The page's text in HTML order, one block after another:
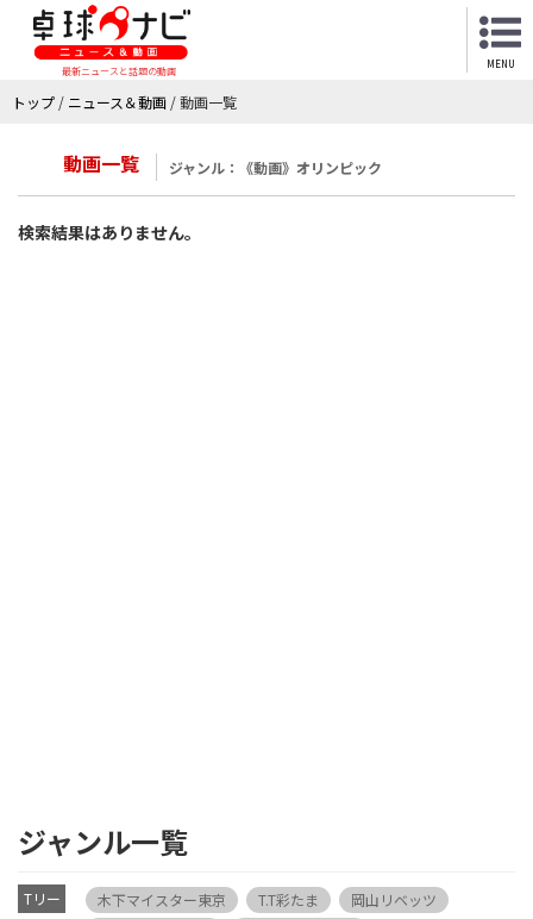
最新ニュースと話題の動画
MENU
トップ / ニュース＆動画 /動画一覧
動画一覧 ジャンル：《動画》オリンピック
検索結果はありません。
ジャンル一覧
Tリー
木下マイスター東京 T.T彩たま
岡山リベッツ